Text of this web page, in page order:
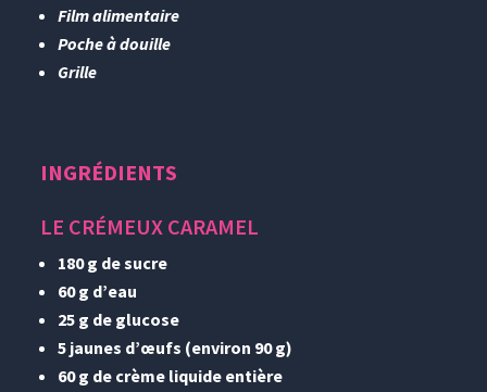
Film alimentaire
Poche à douille
Grille
INGRÉDIENTS
LE CRÉMEUX CARAMEL
180 g de sucre
60 g d’eau
25 g de glucose
5 jaunes d’œufs (environ 90 g)
60 g de crème liquide entière